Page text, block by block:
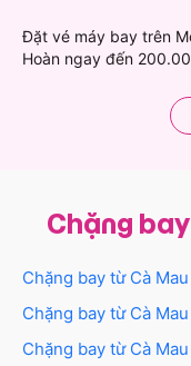
Cùng MoMo tận
Đặt vé máy bay trên
Hoàn ngay đến
Chặng
Chặng bay từ Cà Mau
Chặng bay từ Cà Mau
Chặng bay từ Cà Mau